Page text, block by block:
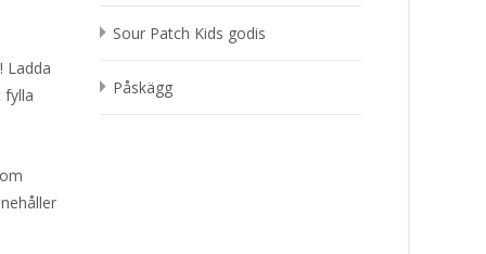
Ladda
fylla
Sour Patch Kids godis
Påskägg